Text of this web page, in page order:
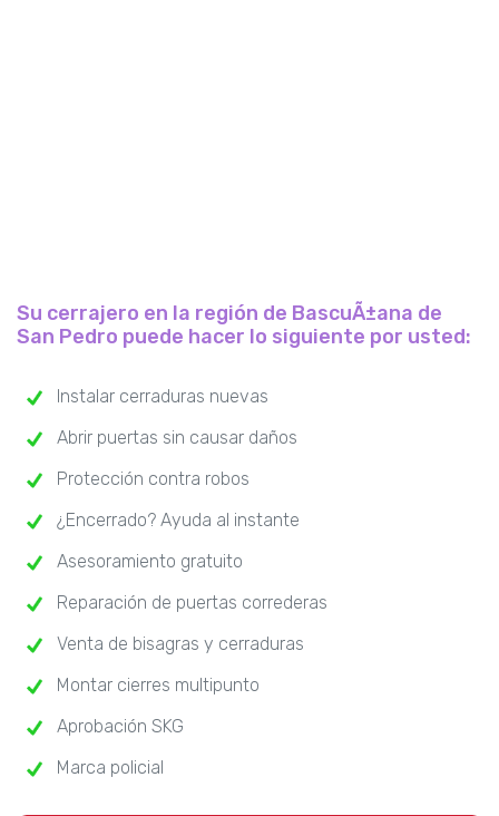
Su cerrajero en la región de BascuÃ±ana de
San Pedro puede hacer lo siguiente por usted:
Instalar cerraduras nuevas
Abrir puertas sin causar daños
Protección contra robos
¿Encerrado? Ayuda al instante
Asesoramiento gratuito
Reparación de puertas correderas
Venta de bisagras y cerraduras
Montar cierres multipunto
Aprobación SKG
Marca policial